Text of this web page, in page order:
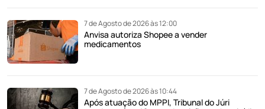
7 de Agosto de 2026 às 12:00
Anvisa autoriza Shopee a vender
medicamentos
7 de Agosto de 2026 às 10:44
Após atuação do MPPI, Tribunal do Júri